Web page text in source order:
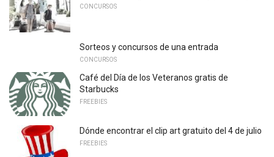
CONCURSOS
Sorteos y concursos de una entrada
CONCURSOS
Café del Día de los Veteranos gratis de
Starbucks
FREEBIES
Dónde encontrar el clip art gratuito del 4 de julio
FREEBIES